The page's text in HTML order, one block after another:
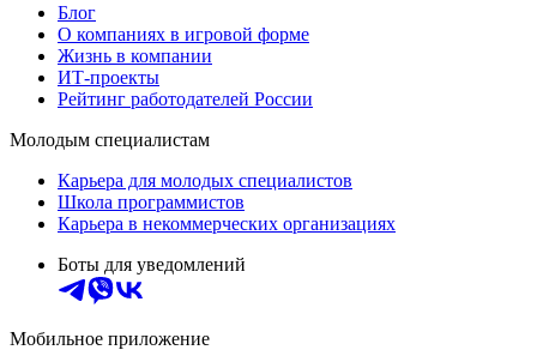
Блог
О компаниях в игровой форме
Жизнь в компании
ИТ-проекты
Рейтинг работодателей России
Молодым специалистам
Карьера для молодых специалистов
Школа программистов
Карьера в некоммерческих организациях
Боты для уведомлений
Мобильное приложение